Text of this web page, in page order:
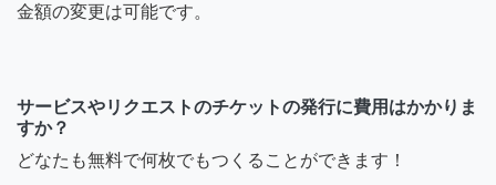
金額の変更は可能です。
サービスやリクエストのチケットの発行に費用はかかりま
すか？
どなたも無料で何枚でもつくることができます！